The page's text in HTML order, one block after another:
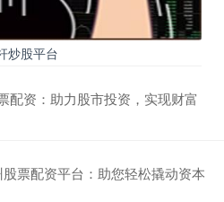
炒股平台
配资：助力股市投资，实现财富
票配资平台：助您轻松撬动资本